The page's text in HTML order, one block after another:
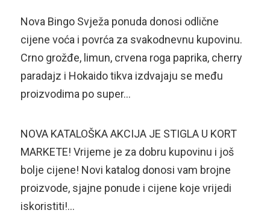
Nova Bingo Svježa ponuda donosi odlične
cijene voća i povrća za svakodnevnu kupovinu.
Crno grožđe, limun, crvena roga paprika, cherry
paradajz i Hokaido tikva izdvajaju se među
proizvodima po super…
NOVA KATALOŠKA AKCIJA JE STIGLA U KORT
MARKETE! Vrijeme je za dobru kupovinu i još
bolje cijene! Novi katalog donosi vam brojne
proizvode, sjajne ponude i cijene koje vrijedi
iskoristiti!…